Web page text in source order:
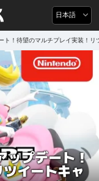
日本語
ト！待望のマルチプレイ実装！
ップデート！
イートキャ